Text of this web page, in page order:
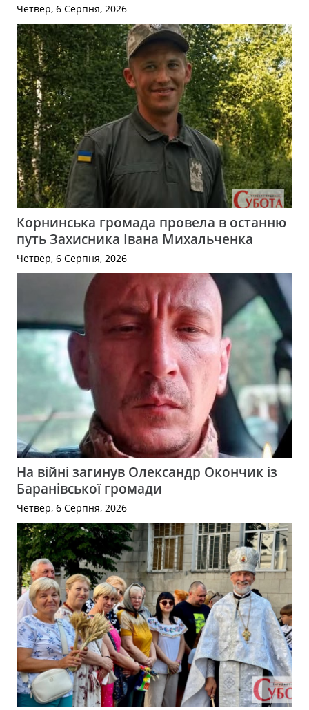
Четвер, 6 Серпня, 2026
Корнинська громада провела в останню
путь Захисника Івана Михальченка
Четвер, 6 Серпня, 2026
На війні загинув Олександр Окончик із
Баранівської громади
Четвер, 6 Серпня, 2026